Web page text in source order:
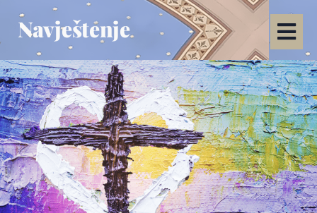
Navještenje